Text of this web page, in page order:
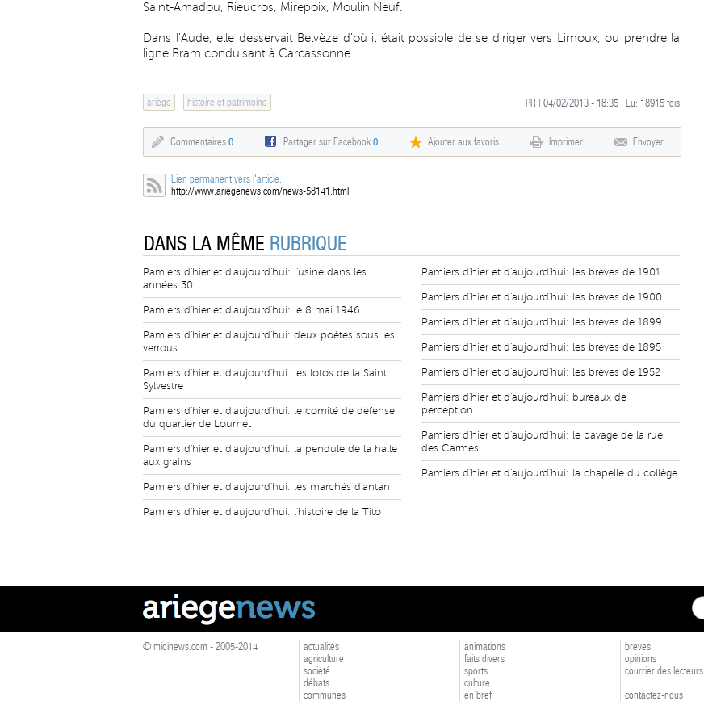
Saint-Amadou, Rieucros, Mirepoix, Moulin Neuf.
Dans l'Aude, elle desservait Belvèze d'où il était possible de se diriger vers Limoux, ou prendre la
ligne Bram conduisant à Carcassonne.
ariège histoire et patrimoine PR | 04/02/2013 - 18:35 | Lu: 18915 fois
Commentaires 0 Partager sur Facebook0 Ajouter aux favoris Imprimer Envoyer
Lien permanent vers l'article:
http://www.ariegenews.com/news-58141.html
DANS LA MÊME RUBRIQUE
Pamiers d'hier et d'aujourd'hui: l'usine dans les
années 30
Pamiers d'hier et d'aujourd'hui: le 8 mai 1946
Pamiers d'hier et d'aujourd'hui: deux poètes sous les
verrous
Pamiers d'hier et d'aujourd'hui: les lotos de la Saint
Sylvestre
Pamiers d'hier et d'aujourd'hui: le comité de défense
du quartier de Loumet
Pamiers d'hier et d'aujourd'hui: la pendule de la halle
aux grains
Pamiers d'hier et d'aujourd'hui: les marchés d'antan
Pamiers d'hier et d'aujourd'hui: l'histoire de la Tito
Pamiers d'hier et d'aujourd'hui: les brèves de 1901
Pamiers d'hier et d'aujourd'hui: les brèves de 1900
Pamiers d'hier et d'aujourd'hui: les brèves de 1899
Pamiers d'hier et d'aujourd'hui: les brèves de 1895
Pamiers d'hier et d'aujourd'hui: les brèves de 1952
Pamiers d'hier et d'aujourd'hui: bureaux de
perception
Pamiers d'hier et d'aujourd'hui: le pavage de la rue
des Carmes
Pamiers d'hier et d'aujourd'hui: la chapelle du collège
© midinews.com - 2005-2014
actualités
agriculture
société
débats
communes
animations
faits divers
sports
culture
en bref
brèves
opinions
courrier des lecteurs
contactez-nous